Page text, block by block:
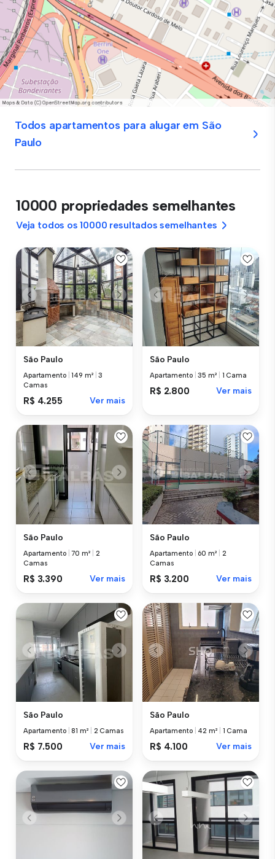
Todos apartamentos para alugar em São
Paulo
10000 propriedades semelhantes
Veja todos os 10000 resultados semelhantes
São Paulo
Apartamento |149 m² |3
Camas
R$ 4.255 Ver mais
São Paulo
Apartamento |35 m² 1 Cama
R$ 2.800 Ver mais
São Paulo
Apartamento |70 m²
2
Camas
R$ 3.390 Ver mais
São Paulo
Apartamento 60 m²
2
Camas
R$ 3.200 Ver mais
São Paulo
Apartamento |81 m² 2 Camas
R$ 7.500 Ver mais
São Paulo
Apartamento 42 m² 1 Cama
R$ 4.100 Ver mais